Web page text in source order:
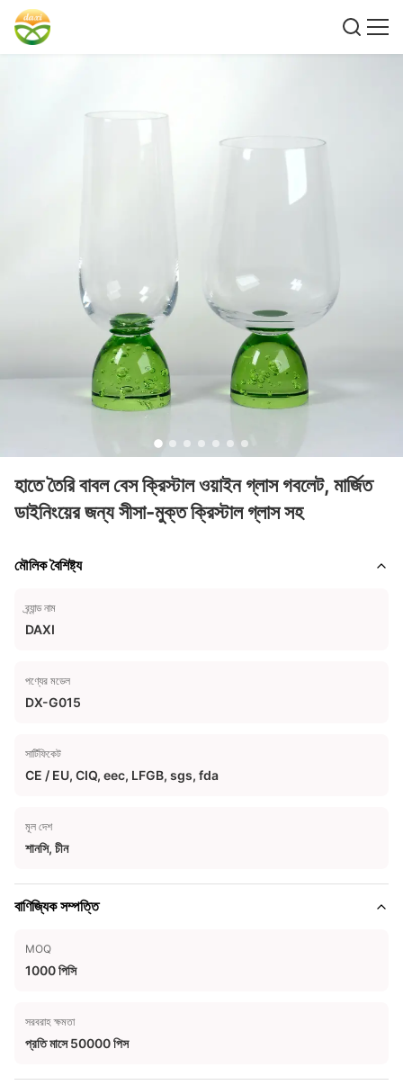
হাতে তৈরি বাবল বেস ক্রিস্টাল ওয়াইন গ্লাস গবলেট, মার্জিত
ডাইনিংয়ের জন্য সীসা-মুক্ত ক্রিস্টাল গ্লাস সহ
মৌলিক বৈশিষ্ট্য
ব্র্যান্ড নাম
DAXI
পণ্যের মডেল
DX-G015
সার্টিফিকেট
CE / EU, CIQ, eec, LFGB, sgs, fda
মূল দেশ
শানসি, চীন
বাণিজ্যিক সম্পত্তি
MOQ
1000 পিসি
সরবরাহ ক্ষমতা
প্রতি মাসে 50000 পিস